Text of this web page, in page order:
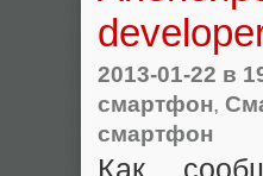
2013-01-22 в
смартфон,
смартфон